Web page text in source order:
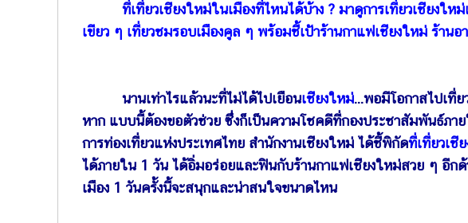
ที่เที่ยวเชียงใหม่ในเมืองที่ไหนได้บ้าง ? มาดูการเที่ยวเชียงใ
เขียว ๆ เที่ยวชมรอบเมืองคูล ๆ พร้อมชี้เป้าร้านกาแฟเชียงใหม่ ร้านอ
นานเท่าไรแล้วนะที่ไม่ได้ไปเยือนเชียงใหม่...พอมีโอกาสไปเที่
หาก แบบนี้ต้องขอตัวช่วย ซึ่งก็เป็นความโชคดีที่กองประชาสัมพันธ์ภา
การท่องเที่ยวแห่งประเทศไทย สำนักงานเชียงใหม่ ได้ชี้พิกัดที่เที่ยวเชี
ได้ภายใน 1 วัน ได้อิ่มอร่อยและฟินกับร้านกาแฟเชียงใหม่สวย ๆ อีกด้
เมือง 1 วันครั้งนี้จะสนุกและน่าสนใจขนาดไหน